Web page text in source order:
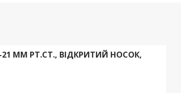
ММ РТ.СТ., ВІДКРИТИЙ НОСОК,